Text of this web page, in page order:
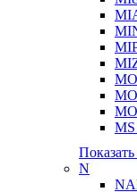
Показать
N